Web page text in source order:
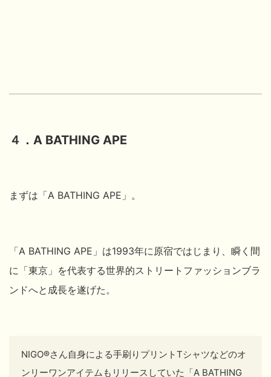
４．A BATHING APE
まずは 「A BATHING APE」。
「A BATHING APE」は1993年に原宿ではじまり、瞬く間
に「東京」を代表する世界的ストリートファッションブラ
ンドへと成長を遂げた。
NIGO®さん自身による手刷りプリントTシャツなどのオ
ンリーワンアイテムもリリースしていた「A BATHING